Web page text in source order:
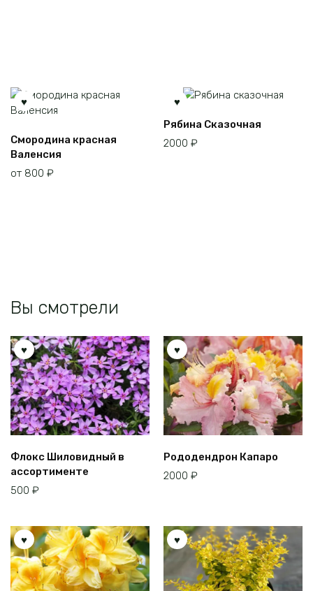
товар
Смородина красная
Валенсия
от 800 ₽
Рябина Сказочная
2000 ₽
Вы смотрели
Флокс Шиловидный в
ассортименте
500 ₽
Рододендрон Капаро
2000 ₽